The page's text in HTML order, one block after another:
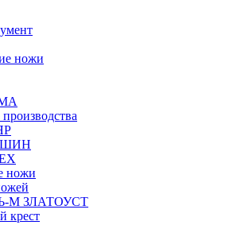
ножи
производства
ножи
М ЗЛАТОУСТ
крест